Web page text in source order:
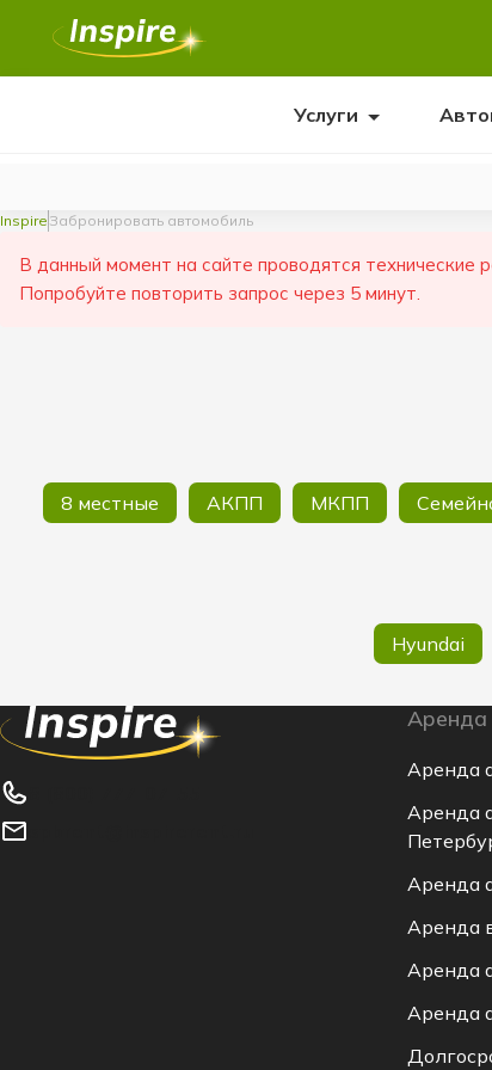
Услуги
Inspire Забронировать автомобиль
В данный момент на сайте проводятся технические
Попробуйте повторить запрос через 5 минут.
8 местные АКПП МКПП
Hyundai
Аренда
Аренда
Аренда
Аренда
Аренда
Аренда
Аренда